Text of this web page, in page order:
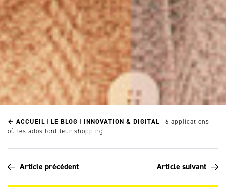
← ACCUEIL | LE BLOG | INNOVATION & DIGITAL | 6 applications
où les ados font leur shopping
Article précédent Article suivant